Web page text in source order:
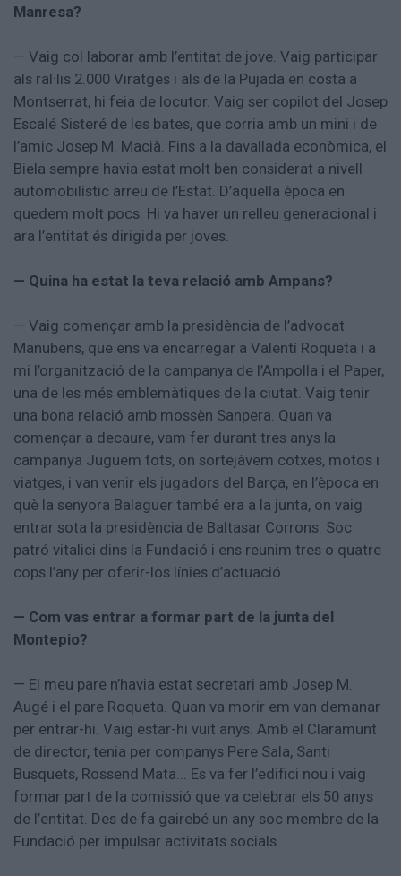
Manresa?
— Vaig col·laborar amb l’entitat de jove. Vaig participar
als ral·lis 2.000 Viratges i als de la Pujada en costa a
Montserrat, hi feia de locutor. Vaig ser copilot del Josep
Escalé Sisteré de les bates, que corria amb un mini i de
l’amic Josep M. Macià. Fins a la davallada econòmica, el
Biela sempre havia estat molt ben considerat a nivell
automobilístic arreu de l’Estat. D’aquella època en
quedem molt pocs. Hi va haver un relleu generacional i
ara l’entitat és dirigida per joves.
— Quina ha estat la teva relació amb Ampans?
— Vaig començar amb la presidència de l’advocat
Manubens, que ens va encarregar a Valentí Roqueta i a
mi l’organització de la campanya de l’Ampolla i el Paper,
una de les més emblemàtiques de la ciutat. Vaig tenir
una bona relació amb mossèn Sanpera. Quan va
començar a decaure, vam fer durant tres anys la
campanya Juguem tots, on sortejàvem cotxes, motos i
viatges, i van venir els jugadors del Barça, en l’època en
què la senyora Balaguer també era a la junta, on vaig
entrar sota la presidència de Baltasar Corrons. Soc
patró vitalici dins la Fundació i ens reunim tres o quatre
cops l’any per oferir-los línies d’actuació.
— Com vas entrar a formar part de la junta del
Montepio?
— El meu pare n’havia estat secretari amb Josep M.
Augé i el pare Roqueta. Quan va morir em van demanar
per entrar-hi. Vaig estar-hi vuit anys. Amb el Claramunt
de director, tenia per companys Pere Sala, Santi
Busquets, Rossend Mata... Es va fer l’edifici nou i vaig
formar part de la comissió que va celebrar els 50 anys
de l’entitat. Des de fa gairebé un any soc membre de la
Fundació per impulsar activitats socials.